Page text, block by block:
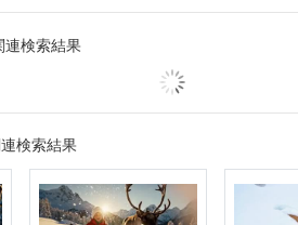
連検索結果
検索結果